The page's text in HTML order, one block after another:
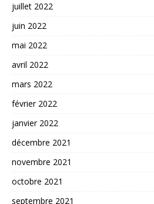
juillet 2022
juin 2022
mai 2022
avril 2022
mars 2022
février 2022
janvier 2022
décembre 2021
novembre 2021
octobre 2021
septembre 2021